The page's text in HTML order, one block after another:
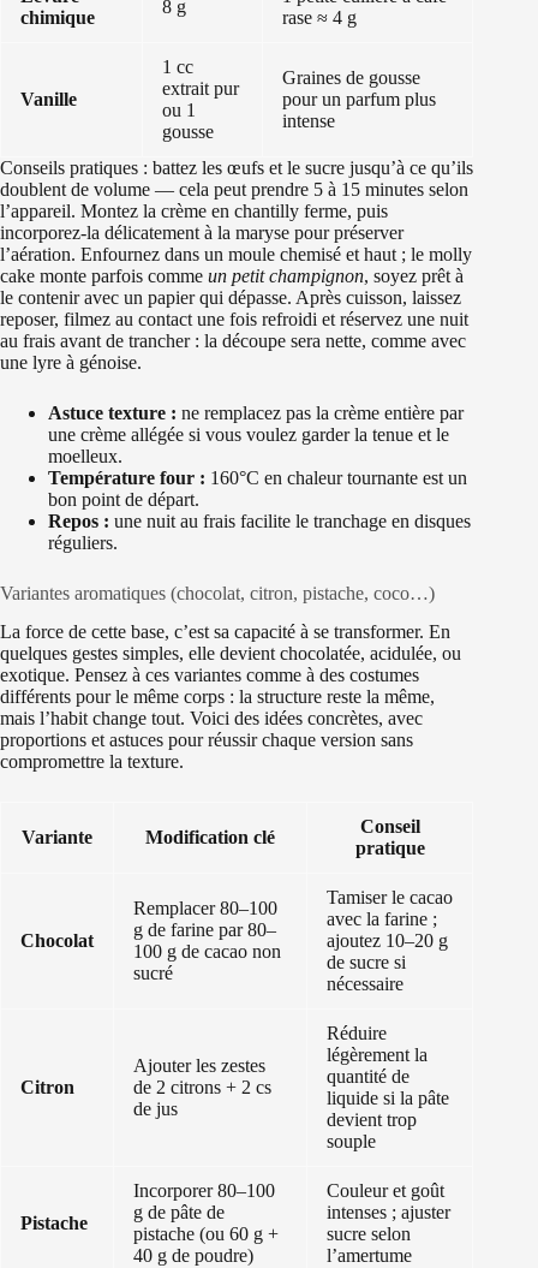
chimique
8 g
rase ≈ 4 g
Vanille
1 cc
extrait pur
ou 1
gousse
Graines de gousse
pour un parfum plus
intense
Conseils pratiques : battez les œufs et le sucre jusqu’à ce qu’ils
doublent de volume — cela peut prendre 5 à 15 minutes selon
l’appareil. Montez la crème en chantilly ferme, puis
incorporez-la délicatement à la maryse pour préserver
l’aération. Enfournez dans un moule chemisé et haut ; le molly
cake monte parfois comme un petit champignon, soyez prêt à
le contenir avec un papier qui dépasse. Après cuisson, laissez
reposer, filmez au contact une fois refroidi et réservez une nuit
au frais avant de trancher : la découpe sera nette, comme avec
une lyre à génoise.
Astuce texture : ne remplacez pas la crème entière par
une crème allégée si vous voulez garder la tenue et le
moelleux.
Température four : 160°C en chaleur tournante est un
bon point de départ.
Repos : une nuit au frais facilite le tranchage en disques
réguliers.
Variantes aromatiques (chocolat, citron, pistache, coco…)
La force de cette base, c’est sa capacité à se transformer. En
quelques gestes simples, elle devient chocolatée, acidulée, ou
exotique. Pensez à ces variantes comme à des costumes
différents pour le même corps : la structure reste la même,
mais l’habit change tout. Voici des idées concrètes, avec
proportions et astuces pour réussir chaque version sans
compromettre la texture.
Variante Modification clé
Conseil
pratique
Chocolat
Remplacer 80–100
g de farine par 80–
100 g de cacao non
sucré
Tamiser le cacao
avec la farine ;
ajoutez 10–20 g
de sucre si
nécessaire
Citron
Ajouter les zestes
de 2 citrons + 2 cs
de jus
Réduire
légèrement la
quantité de
liquide si la pâte
devient trop
souple
Pistache
Incorporer 80–100
g de pâte de
pistache (ou 60 g +
40 g de poudre)
Couleur et goût
intenses ; ajuster
sucre selon
l’amertume